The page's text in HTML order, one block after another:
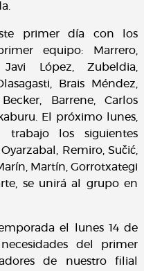
primer día con los
equipo: Marrero,
López, Zubeldia,
Brais Méndez,
Barrene, Carlos
El próximo lunes,
los siguientes
Remiro, Sučić,
Martín, Gorrotxategi
se unirá al grupo en
el lunes 14 de
del primer
de nuestro filial